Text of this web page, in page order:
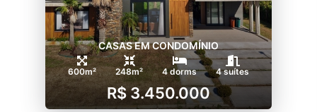
CASAS EM CONDOMÍNIO
600m² 248m² 4 dorms 4 suítes
R$ 3.450.000